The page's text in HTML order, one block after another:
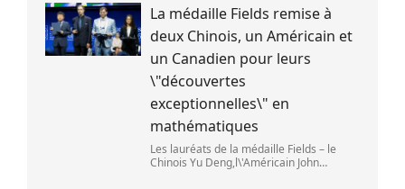
Seine. (DAVID DI GIACOMO /
FRANCEINFO)
La médaille Fields remise à
deux Chinois, un Américain et
un Canadien pour leurs
\"découvertes
exceptionnelles\" en
mathématiques
Les lauréats de la médaille Fields – le
Chinois Yu Deng,l\'Américain John